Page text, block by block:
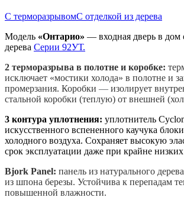
С терморазрывомС отделкой из дерева
Модель «Онтарио» — входная дверь в дом
дерева Серии 92УТ.
2 терморазрыва в полотне и коробке:
исключает «мостики холода» в полотне и
промерзания. Коробки — изолирует
стальной коробки (теплую) от внешней
3 контура уплотнения: уплотнитель
искусственного вспененного каучука
холодного воздуха. Сохраняет высокую
срок эксплуатации даже при крайне
Bjork Panel: панель из натурального
из шпона березы. Устойчива к перепадам
повышенной влажности.